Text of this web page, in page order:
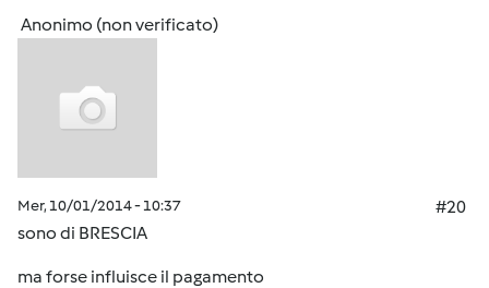
Anonimo (non verificato)
Mer, 10/01/2014 - 10:37
#20
sono di BRESCIA
ma forse influisce il pagamento